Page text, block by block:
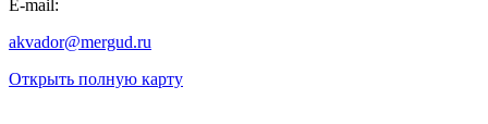
E-mail:
akvador@mergud.ru
Открыть полную карту